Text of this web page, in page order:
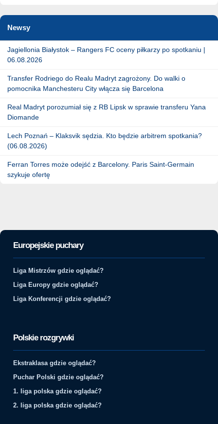
Newsy
Jagiellonia Białystok – Rangers FC oceny piłkarzy po spotkaniu |
06.08.2026
Transfer Rodriego do Realu Madryt zagrożony. Do walki o
pomocnika Manchesteru City włącza się Barcelona
Real Madryt porozumiał się z RB Lipsk w sprawie transferu Yana
Diomande
Lech Poznań – Klaksvik sędzia. Kto będzie arbitrem spotkania?
(06.08.2026)
Ferran Torres może odejść z Barcelony. Paris Saint-Germain
szykuje ofertę
Europejskie puchary
Liga Mistrzów gdzie oglądać?
Liga Europy gdzie oglądać?
Liga Konferencji gdzie oglądać?
Polskie rozgrywki
Ekstraklasa gdzie oglądać?
Puchar Polski gdzie oglądać?
1. liga polska gdzie oglądać?
2. liga polska gdzie oglądać?